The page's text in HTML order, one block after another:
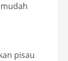
pisau